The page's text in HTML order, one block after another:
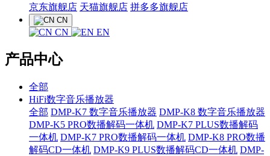
京东旗舰店 天猫旗舰店 拼多多旗舰店
CN
CN EN
产品中心
全部
HiFi数字音乐播放器
全部 DMP-K7 数字音乐播放器 DMP-K8 数字音乐播放器
DMP-K5 PRO数播解码一体机 DMP-K7 PLUS数播解码
一体机 DMP-K7 PRO数播解码一体机 DMP-K8 PRO数播
解码CD一体机 DMP-K9 PLUS数播解码CD一体机 DMP-